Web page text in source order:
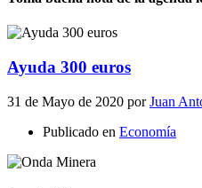
Ayuda 300 euros
31 de Mayo de 2020 porJuan
Publicado en Economía